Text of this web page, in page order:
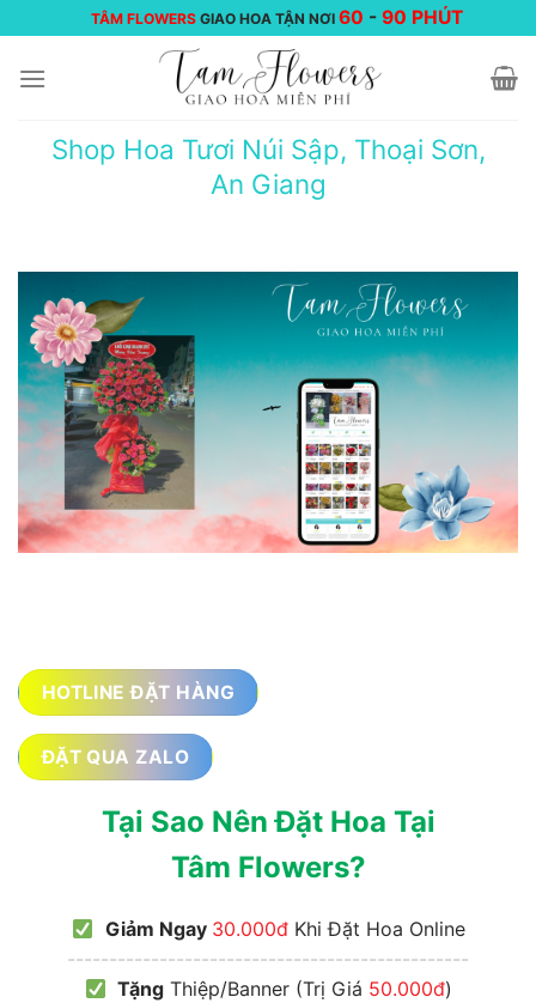
đến
nội
TÂM FLOWERS GIAO HOA TẬN NƠI 60 -90 PHÚT
Shop Hoa Tươi Núi Sập, Thoại Sơn,
An Giang
HOTLINE ĐẶT HÀNG
ĐẶT QUA ZALO
Tại Sao Nên Đặt Hoa Tại
Tâm Flowers?
Giảm Ngay 30.000đKhi Đặt Hoa Online
------------------------------------------------
TặngThiệp/Banner (Trị Giá 50.000đ)